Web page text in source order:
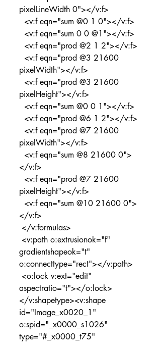
pixelLineWidth 0"></v:f>
  <v:f eqn="sum @0 1 0"></v:f>
  <v:f eqn="sum 0 0 @1"></v:f>
  <v:f eqn="prod @2 1 2"></v:f>
pixelWidth"></v:f>
pixelHeight"></v:f>
  <v:f eqn="sum @0 0 1"></v:f>
  <v:f eqn="prod @6 1 2"></v:f>
pixelWidth"></v:f>
</v:f>
pixelHeight"></v:f>
</v:f>
</v:formulas>
gradientshapeok="t"
o:connecttype="rect"></v:path>
aspectratio="t"></o:lock>
</v:shapetype><v:shape
id="Image_x0020_1"
o:spid="_x0000_s1026"
type="#_x0000_t75"